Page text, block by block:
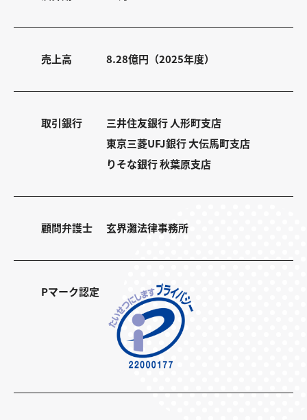
売上高 8.28億円（2025年度）
取引銀行
三井住友銀行 人形町支店
東京三菱UFJ銀行 大伝馬町支店
りそな銀行 秋葉原支店
顧問弁護士 玄界灘法律事務所
Pマーク認定